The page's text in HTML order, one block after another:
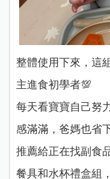
整體使用下來，這
主進食初學者💯
每天看寶寶自己努
感滿滿，爸媽也省
推薦給正在找副食
餐具和水杯禮盒組